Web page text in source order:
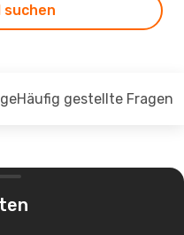
suchen
Häufig gestellte Fragen